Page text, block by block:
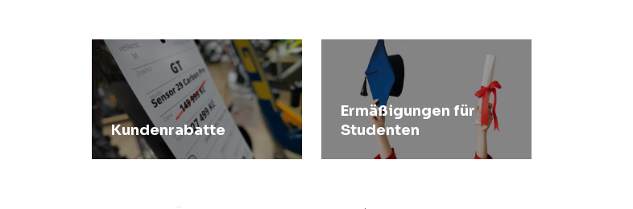
Kundenrabatte
Ermäßigungen für
Studenten